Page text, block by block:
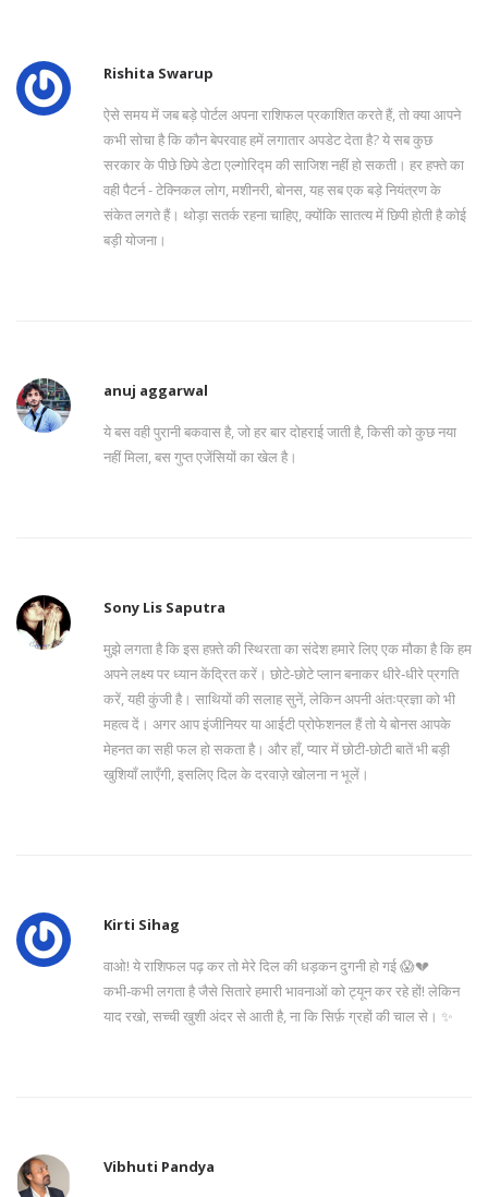
Rishita Swarup
ऐसे समय में जब बड़े पोर्टल अपना राशिफल प्रकाशित करते हैं, तो क्या आपने
कभी सोचा है कि कौन बेपरवाह हमें लगातार अपडेट देता है? ये सब कुछ
सरकार के पीछे छिपे डेटा एल्गोरिद्म की साजिश नहीं हो सकती। हर हफ्ते का
वही पैटर्न - टेक्निकल लोग, मशीनरी, बोनस, यह सब एक बड़े नियंत्रण के
संकेत लगते हैं। थोड़ा सतर्क रहना चाहिए, क्योंकि सातत्य में छिपी होती है कोई
बड़ी योजना।
anuj aggarwal
ये बस वही पुरानी बकवास है, जो हर बार दोहराई जाती है, किसी को कुछ नया
नहीं मिला, बस गुप्त एजेंसियों का खेल है।
Sony Lis Saputra
मुझे लगता है कि इस हफ़्ते की स्थिरता का संदेश हमारे लिए एक मौका है कि हम
अपने लक्ष्य पर ध्यान केंद्रित करें। छोटे‑छोटे प्लान बनाकर धीरे‑धीरे प्रगति
करें, यही कुंजी है। साथियों की सलाह सुनें, लेकिन अपनी अंतःप्रज्ञा को भी
महत्व दें। अगर आप इंजीनियर या आईटी प्रोफेशनल हैं तो ये बोनस आपके
मेहनत का सही फल हो सकता है। और हाँ, प्यार में छोटी‑छोटी बातें भी बड़ी
खुशियाँ लाएँगी, इसलिए दिल के दरवाज़े खोलना न भूलें।
Kirti Sihag
वाओ! ये राशिफल पढ़ कर तो मेरे दिल की धड़कन दुगनी हो गई 😱💔
कभी‑कभी लगता है जैसे सितारे हमारी भावनाओं को ट्यून कर रहे हों! लेकिन
याद रखो, सच्ची खुशी अंदर से आती है, ना कि सिर्फ़ ग्रहों की चाल से। ✨
Vibhuti Pandya